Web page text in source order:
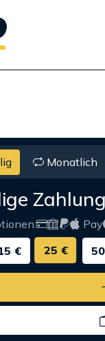
Monatlich
Zahlung
Pay
€ 25 €